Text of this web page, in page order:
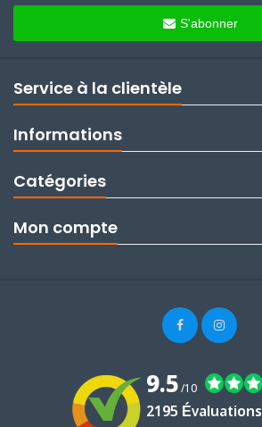
S'abonner
Service à la clientèle
Informations
Catégories
Mon compte
9.5/10
2195 Évaluations